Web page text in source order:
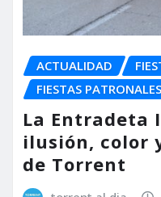
ACTUALIDAD
FIESTAS PATRONALES
La
ilusión, color
de Torrent